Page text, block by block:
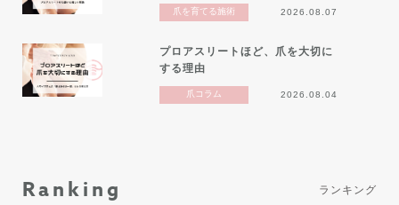
爪を育てる施術 2026.08.07
プロアスリートほど、爪を大切に
する理由
爪コラム 2026.08.04
Ranking ランキング